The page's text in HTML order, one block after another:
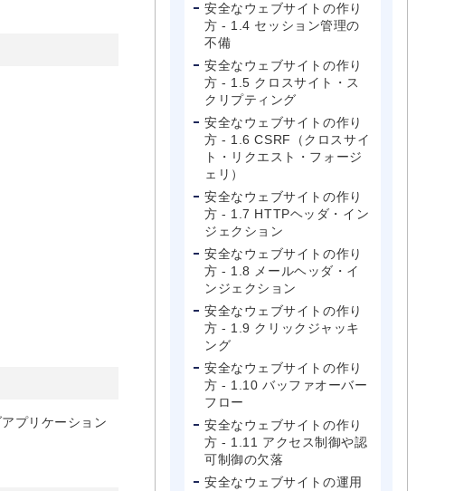
プリケーション
安全なウェブサイトの作り
方 - 1.4 セッション管理の
不備
安全なウェブサイトの作り
方 - 1.5 クロスサイト・ス
クリプティング
安全なウェブサイトの作り
方 - 1.6 CSRF（クロスサイ
ト・リクエスト・フォージ
ェリ）
安全なウェブサイトの作り
方 - 1.7 HTTPヘッダ・イン
ジェクション
安全なウェブサイトの作り
方 - 1.8 メールヘッダ・イ
ンジェクション
安全なウェブサイトの作り
方 - 1.9 クリックジャッキ
ング
安全なウェブサイトの作り
方 - 1.10 バッファオーバー
フロー
安全なウェブサイトの作り
方 - 1.11 アクセス制御や認
可制御の欠落
安全なウェブサイトの運用